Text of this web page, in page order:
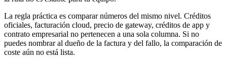
La regla práctica es comparar números del mismo nivel. Créditos
oficiales, facturación cloud, precio de gateway, créditos de app y
contrato empresarial no pertenecen a una sola columna. Si no
puedes nombrar al dueño de la factura y del fallo, la comparación de
coste aún no está lista.